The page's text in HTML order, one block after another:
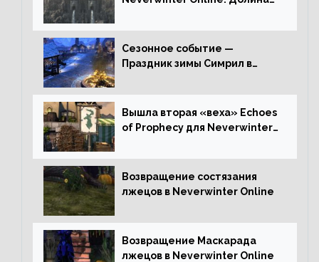
Сезонное событие —
Праздник зимы Симрил в
Вышла вторая «веха» Echoes
of Prophecy для Neverwinter
Возвращение состязания
лжецов в Neverwinter Online
Возвращение Маскарада
лжецов в Neverwinter Online